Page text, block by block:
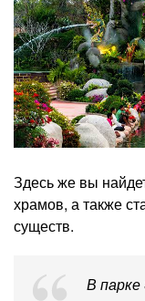
Здесь же вы
храмов, а также
существ.
В парке